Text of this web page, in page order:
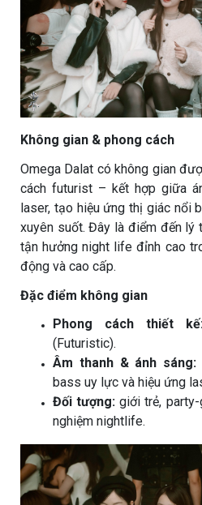
Không gian & phong cách
Omega Dalat có không gian
cách futurist – kết hợp giữa
laser, tạo hiệu ứng thị giác nổi
xuyên suốt. Đây là điểm đến lý
tận hưởng night life đỉnh cao
động và cao cấp.
Đặc điểm không gian
Phong cách thiết
(Futuristic).
Âm thanh & ánh sáng:
bass uy lực và hiệu ứng
Đối tượng: giới trẻ,
nghiệm nightlife.